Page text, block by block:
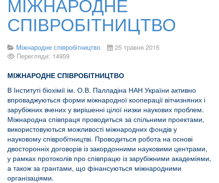
СПІВРОБІТНИЦТВО
Міжнародне співробітництво
25 травня 2015
Перегляди: 14959
МІЖНАРОДНЕ СПІВРОБІТНИЦТВО
В Інституті біохімії ім. О.В. Палладіна НАН України активно
впроваджуються форми міжнародної кооперації вітчизняних і
зарубіжних вчених у вирішенні цілої низки наукових проблем.
Міжнародна співпраця проводиться за спільними проектами,
використовуються можливості міжнародних фондів у
науковому співробітництві. Проводиться робота на основі
двосторонніх договорів із закордонними науковими центрами,
у рамках протоколів про співпрацю із зарубіжними академіями,
а також за грантами, що фінансуються міжнародними
організаціями.